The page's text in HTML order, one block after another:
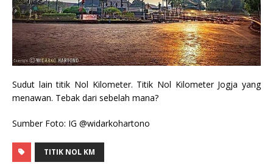
Sudut lain titik Nol Kilometer. Titik Nol Kilometer Jogja yang
menawan. Tebak dari sebelah mana?
Sumber Foto: IG @widarkohartono
TITIK NOL KM